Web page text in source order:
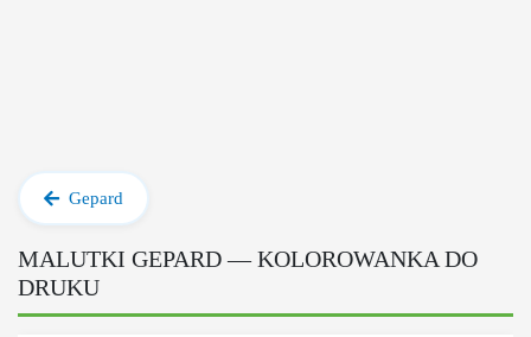
Gepard
MALUTKI GEPARD — KOLOROWANKA DO
DRUKU